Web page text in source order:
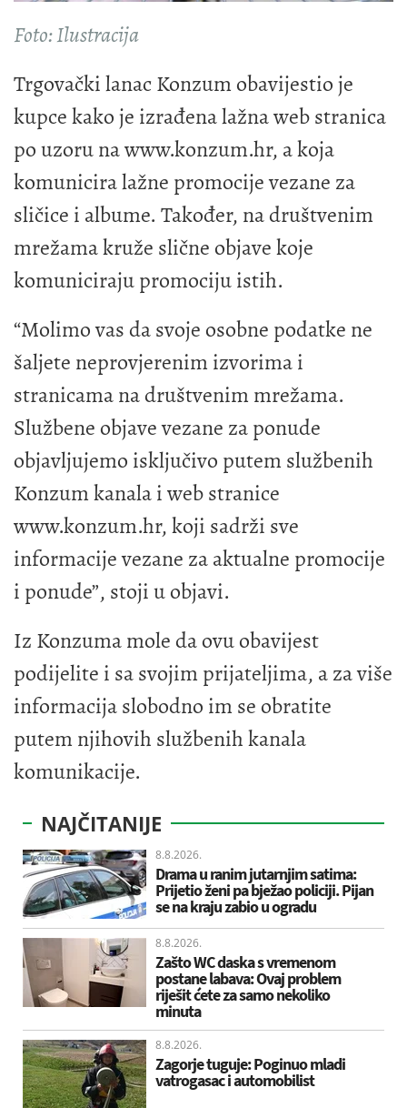
Foto: Ilustracija
Trgovački lanac Konzum obavijestio je
kupce kako je izrađena lažna web stranica
po uzoru na www.konzum.hr, a koja
komunicira lažne promocije vezane za
sličice i albume. Također, na društvenim
mrežama kruže slične objave koje
komuniciraju promociju istih.
“Molimo vas da svoje osobne podatke ne
šaljete neprovjerenim izvorima i
stranicama na društvenim mrežama.
Službene objave vezane za ponude
objavljujemo isključivo putem službenih
Konzum kanala i web stranice
www.konzum.hr, koji sadrži sve
informacije vezane za aktualne promocije
i ponude”, stoji u objavi.
Iz Konzuma mole da ovu obavijest
podijelite i sa svojim prijateljima, a za više
informacija slobodno im se obratite
putem njihovih službenih kanala
komunikacije.
NAJČITANIJE
8.8.2026.
Drama u ranim jutarnjim satima:
Prijetio ženi pa bježao policiji. Pijan
se na kraju zabio u ogradu
8.8.2026.
Zašto WC daska s vremenom
postane labava: Ovaj problem
riješit ćete za samo nekoliko
minuta
8.8.2026.
Zagorje tuguje: Poginuo mladi
vatrogasac i automobilist